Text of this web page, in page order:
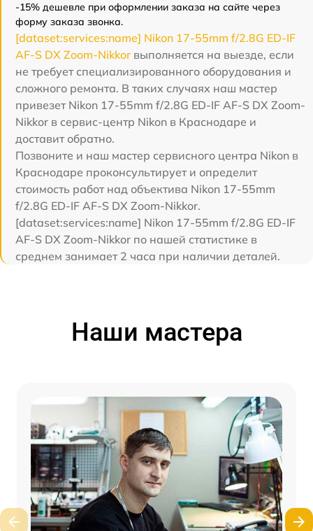
-15% дешевле при оформлении заказа на сайте через
форму заказа звонка.
[dataset:services:name] Nikon 17-55mm f/2.8G ED-IF
AF-S DX Zoom-Nikkor выполняется на выезде, если
не требует специализированного оборудования и
сложного ремонта. В таких случаях наш мастер
привезет Nikon 17-55mm f/2.8G ED-IF AF-S DX Zoom-
Nikkor в сервис-центр Nikon в Краснодаре и
доставит обратно.
Позвоните и наш мастер сервисного центра Nikon в
Краснодаре проконсультирует и определит
стоимость работ над объектива Nikon 17-55mm
f/2.8G ED-IF AF-S DX Zoom-Nikkor.
[dataset:services:name] Nikon 17-55mm f/2.8G ED-IF
AF-S DX Zoom-Nikkor по нашей статистике в
среднем занимает 2 часа при наличии деталей.
Наши мастера